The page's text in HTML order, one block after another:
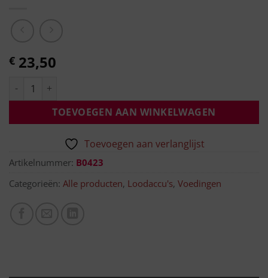
€ 23,50
TOEVOEGEN AAN WINKELWAGEN
Toevoegen aan verlanglijst
Artikelnummer: B0423
Categorieën: Alle producten, Loodaccu's, Voedingen